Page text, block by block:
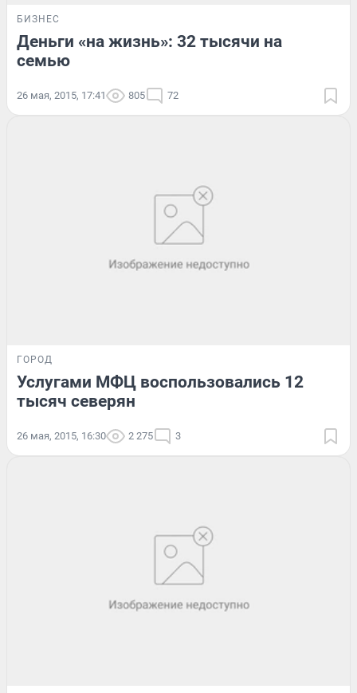
БИЗНЕС
Деньги «на жизнь»: 32 тысячи на
семью
26 мая, 2015, 17:41 805 72
ГОРОД
Услугами МФЦ воспользовались 12
тысяч северян
26 мая, 2015, 16:30 2 275 3